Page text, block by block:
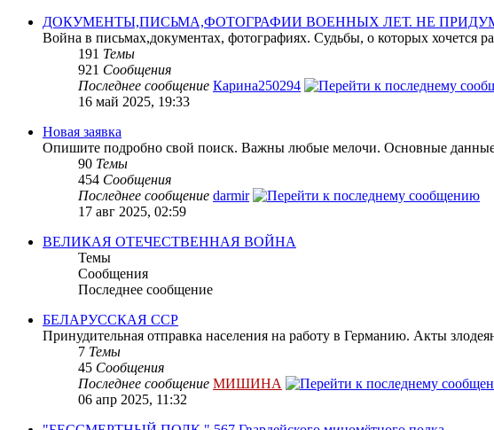
ДОКУМЕНТЫ,ПИСЬМА,ФОТОГРАФИИ ВОЕННЫХ ЛЕТ. НЕ
Война в письмах,документах, фотографиях. Судьбы, о которых хочется
191 Темы
921 Сообщения
Последнее сообщение Карина250294
16 май 2025, 19:33
Новая заявка
Опишите подробно свой поиск. Важны любые мелочи. Основные данные
90 Темы
454 Сообщения
Последнее сообщение darmir
17 авг 2025, 02:59
ВЕЛИКАЯ ОТЕЧЕСТВЕННАЯ ВОЙНА
Темы
Сообщения
Последнее сообщение
БЕЛАРУССКАЯ ССР
Принудительная отправка населения на работу в Германию. Акты
7 Темы
45 Сообщения
Последнее сообщение МИШИНА
06 апр 2025, 11:32